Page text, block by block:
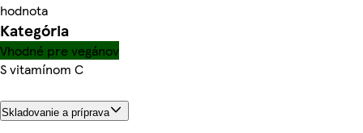
hodnota
Kategória
Vhodné pre vegánov
S vitamínom C
Skladovanie a príprava